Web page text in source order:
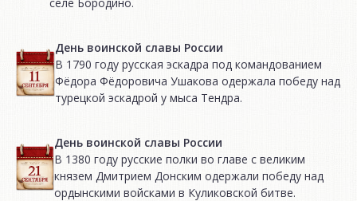
День воинской славы России
В 1790 году русская эскадра под командованием
Фёдора Фёдоровича Ушакова одержала победу над
турецкой эскадрой у мыса Тендра.
День воинской славы России
В 1380 году русские полки во главе с великим
князем Дмитрием Донским одержали победу над
ордынскими войсками в Куликовской битве.